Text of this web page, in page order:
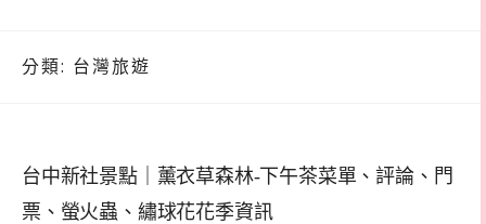
分類: 台灣旅遊
台中新社景點｜薰衣草森林-下午茶菜單、評論、門
票、螢火蟲、繡球花花季資訊